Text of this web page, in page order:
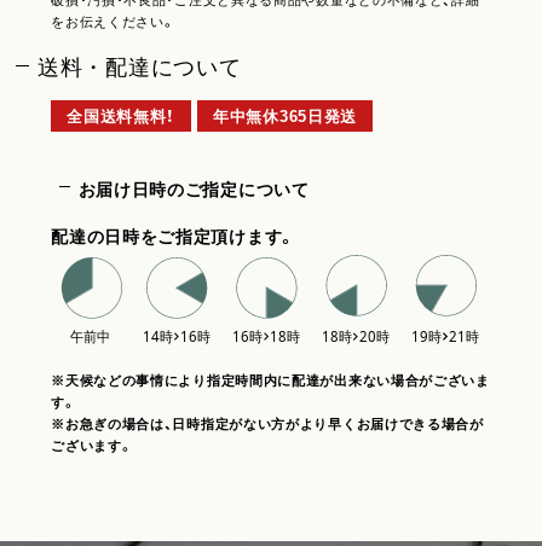
をお伝えください。
送料・配達について
全国送料無料！ 年中無休365日発送
お届け日時のご指定について
配達の日時をご指定頂けます。
※天候などの事情により指定時間内に配達が出来ない場合がございま
す。
※お急ぎの場合は、日時指定がない方がより早くお届けできる場合が
ございます。